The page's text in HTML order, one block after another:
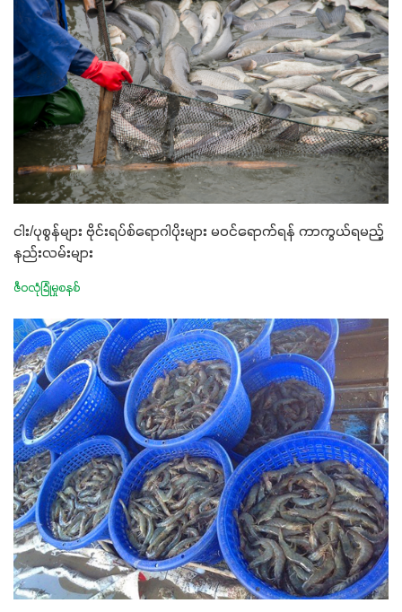
ငါး/ပုစွန်များ ဗိုင်းရပ်စ်ရောဂါပိုးများ မဝင်ရောက်ရန် ကာကွယ်ရမည့်
နည်းလမ်းများ
ဇီဝလုံခြုံမှုစနစ်